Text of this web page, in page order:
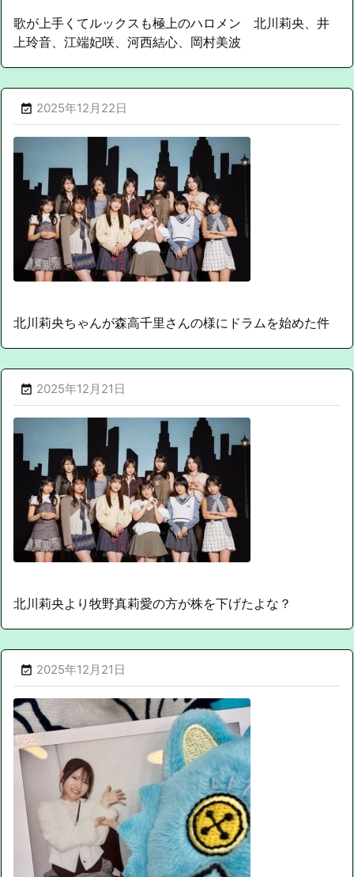
歌が上手くてルックスも極上のハロメン 北川莉央、井
上玲音、江端妃咲、河西結心、岡村美波
 2025年12月22日
北川莉央ちゃんが森高千里さんの様にドラムを始めた件
 2025年12月21日
北川莉央より牧野真莉愛の方が株を下げたよな？
 2025年12月21日